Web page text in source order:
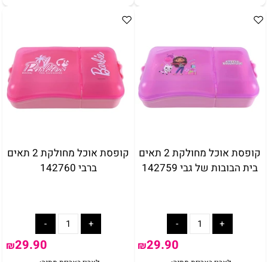
אריזת מתנה
קופסת אוכל מחולקת 2 תאים
בית הבובות של גבי 142759
₪29.90
קופסת אוכל מחולקת 2 תאים
ברבי 142760
₪29.90